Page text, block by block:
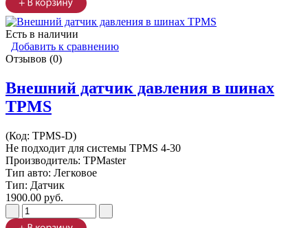
Есть в наличии
Добавить к сравнению
Отзывов (0)
Внешний датчик давления в шинах
TPMS
(Код: TPMS-D)
Не подходит для системы TPMS 4-30
Производитель: TPMaster
Тип авто: Легковое
Тип: Датчик
1900.00 руб.